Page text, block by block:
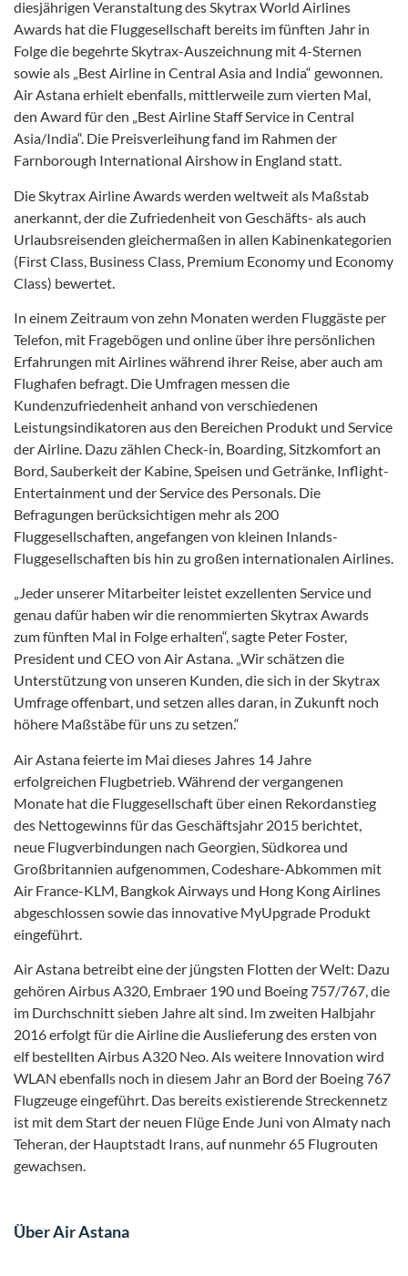
diesjährigen Veranstaltung des Skytrax World Airlines
Awards hat die Fluggesellschaft bereits im fünften Jahr in
Folge die begehrte Skytrax-Auszeichnung mit 4-Sternen
sowie als „Best Airline in Central Asia and India“ gewonnen.
Air Astana erhielt ebenfalls, mittlerweile zum vierten Mal,
den Award für den „Best Airline Staff Service in Central
Asia/India“. Die Preisverleihung fand im Rahmen der
Farnborough International Airshow in England statt.
Die Skytrax Airline Awards werden weltweit als Maßstab
anerkannt, der die Zufriedenheit von Geschäfts- als auch
Urlaubsreisenden gleichermaßen in allen Kabinenkategorien
(First Class, Business Class, Premium Economy und Economy
Class) bewertet.
In einem Zeitraum von zehn Monaten werden Fluggäste per
Telefon, mit Fragebögen und online über ihre persönlichen
Erfahrungen mit Airlines während ihrer Reise, aber auch am
Flughafen befragt. Die Umfragen messen die
Kundenzufriedenheit anhand von verschiedenen
Leistungsindikatoren aus den Bereichen Produkt und Service
der Airline. Dazu zählen Check-in, Boarding, Sitzkomfort an
Bord, Sauberkeit der Kabine, Speisen und Getränke, Inflight-
Entertainment und der Service des Personals. Die
Befragungen berücksichtigen mehr als 200
Fluggesellschaften, angefangen von kleinen Inlands-
Fluggesellschaften bis hin zu großen internationalen Airlines.
„Jeder unserer Mitarbeiter leistet exzellenten Service und
genau dafür haben wir die renommierten Skytrax Awards
zum fünften Mal in Folge erhalten“, sagte Peter Foster,
President und CEO von Air Astana. „Wir schätzen die
Unterstützung von unseren Kunden, die sich in der Skytrax
Umfrage offenbart, und setzen alles daran, in Zukunft noch
höhere Maßstäbe für uns zu setzen.“
Air Astana feierte im Mai dieses Jahres 14 Jahre
erfolgreichen Flugbetrieb. Während der vergangenen
Monate hat die Fluggesellschaft über einen Rekordanstieg
des Nettogewinns für das Geschäftsjahr 2015 berichtet,
neue Flugverbindungen nach Georgien, Südkorea und
Großbritannien aufgenommen, Codeshare-Abkommen mit
Air France-KLM, Bangkok Airways und Hong Kong Airlines
abgeschlossen sowie das innovative MyUpgrade Produkt
eingeführt.
Air Astana betreibt eine der jüngsten Flotten der Welt: Dazu
gehören Airbus A320, Embraer 190 und Boeing 757/767, die
im Durchschnitt sieben Jahre alt sind. Im zweiten Halbjahr
2016 erfolgt für die Airline die Auslieferung des ersten von
elf bestellten Airbus A320 Neo. Als weitere Innovation wird
WLAN ebenfalls noch in diesem Jahr an Bord der Boeing 767
Flugzeuge eingeführt. Das bereits existierende Streckennetz
ist mit dem Start der neuen Flüge Ende Juni von Almaty nach
Teheran, der Hauptstadt Irans, auf nunmehr 65 Flugrouten
gewachsen.
Über Air Astana